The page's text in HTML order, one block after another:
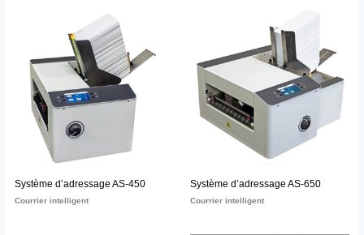
Système d’adressage AS-450
Courrier intelligent
Système d’adressage AS-650
Courrier intelligent